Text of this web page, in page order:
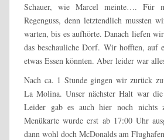
Schauer, wie Marcel meinte…. Für
Regenguss, denn letztendlich mussten
warten, bis es aufhörte. Danach liefen
das beschauliche Dorf. Wir hofften, auf
etwas Essen könnten. Aber leider war
Nach ca. 1 Stunde gingen wir zurück
La Molina. Unser nächster Halt war
Leider gab es auch hier noch nichts
Menükarte wurde erst ab 17:00 Uhr
dann wohl doch McDonalds am